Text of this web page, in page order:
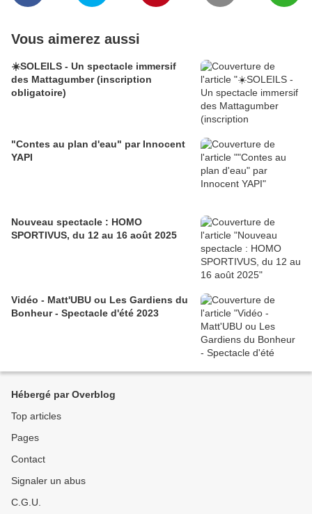
Vous aimerez aussi
☀️SOLEILS - Un spectacle immersif
des Mattagumber (inscription
obligatoire)
"Contes au plan d'eau" par Innocent
YAPI
Nouveau spectacle : HOMO
SPORTIVUS, du 12 au 16 août 2025
Vidéo - Matt'UBU ou Les Gardiens du
Bonheur - Spectacle d'été 2023
Hébergé par Overblog
Top articles
Pages
Contact
Signaler un abus
C.G.U.